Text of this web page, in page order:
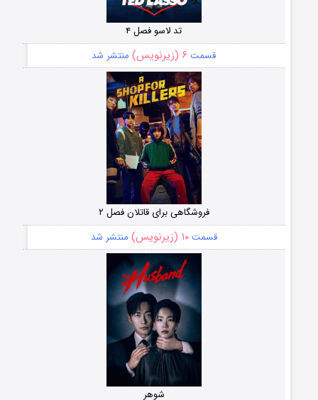
تد لاسو فصل ۴
قسمت ۶ (زیرنویس) منتشر شد
فروشگاهی برای قاتلان فصل ۲
قسمت۱۰ (زیرنویس) منتشر شد
شوهر